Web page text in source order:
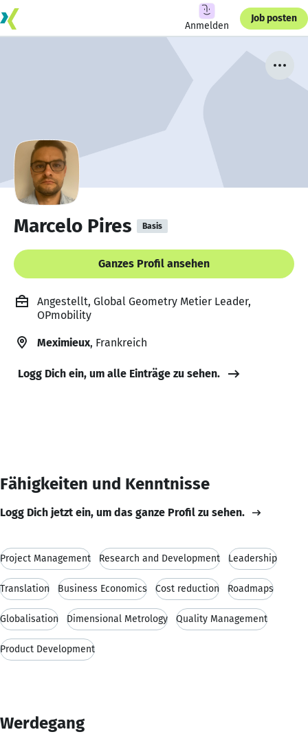
Anmelden
Job posten
Marcelo Pires Basis
Ganzes Profil ansehen
Angestellt, Global Geometry Metier Leader,
OPmobility
Meximieux, Frankreich
Logg Dich ein, um alle Einträge zu sehen.
Fähigkeiten und Kenntnisse
Logg Dich jetzt ein, um das ganze Profil zu sehen.
Project Management Research and Development Leadership
Translation Business Economics Cost reduction Roadmaps
Globalisation Dimensional Metrology Quality Management
Product Development
Werdegang